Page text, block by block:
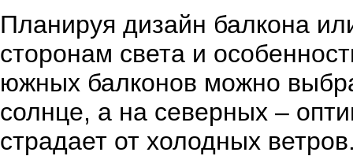
Планируя дизайн балкона
сторонам света и
южных балконов можно
солнце, а на северных –
страдает от холодных